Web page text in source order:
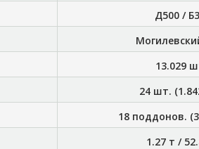
Д500 /
13.029
24 шт. (
18 поддонов. (
1.27 т /